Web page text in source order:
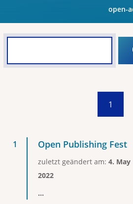
open-
1
Open Publishing Fest
zuletzt geändert am: 4. May
2022
...